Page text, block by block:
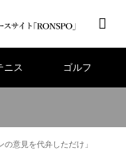
ニス ゴルフ
の意見を代弁しただけ」